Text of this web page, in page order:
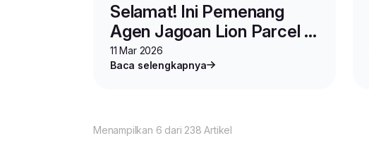
Selamat! Ini Pemenang
Agen Jagoan Lion Parcel x
AstraPay
11 Mar 2026
Baca selengkapnya
Menampilkan 6 dari 238 Artikel